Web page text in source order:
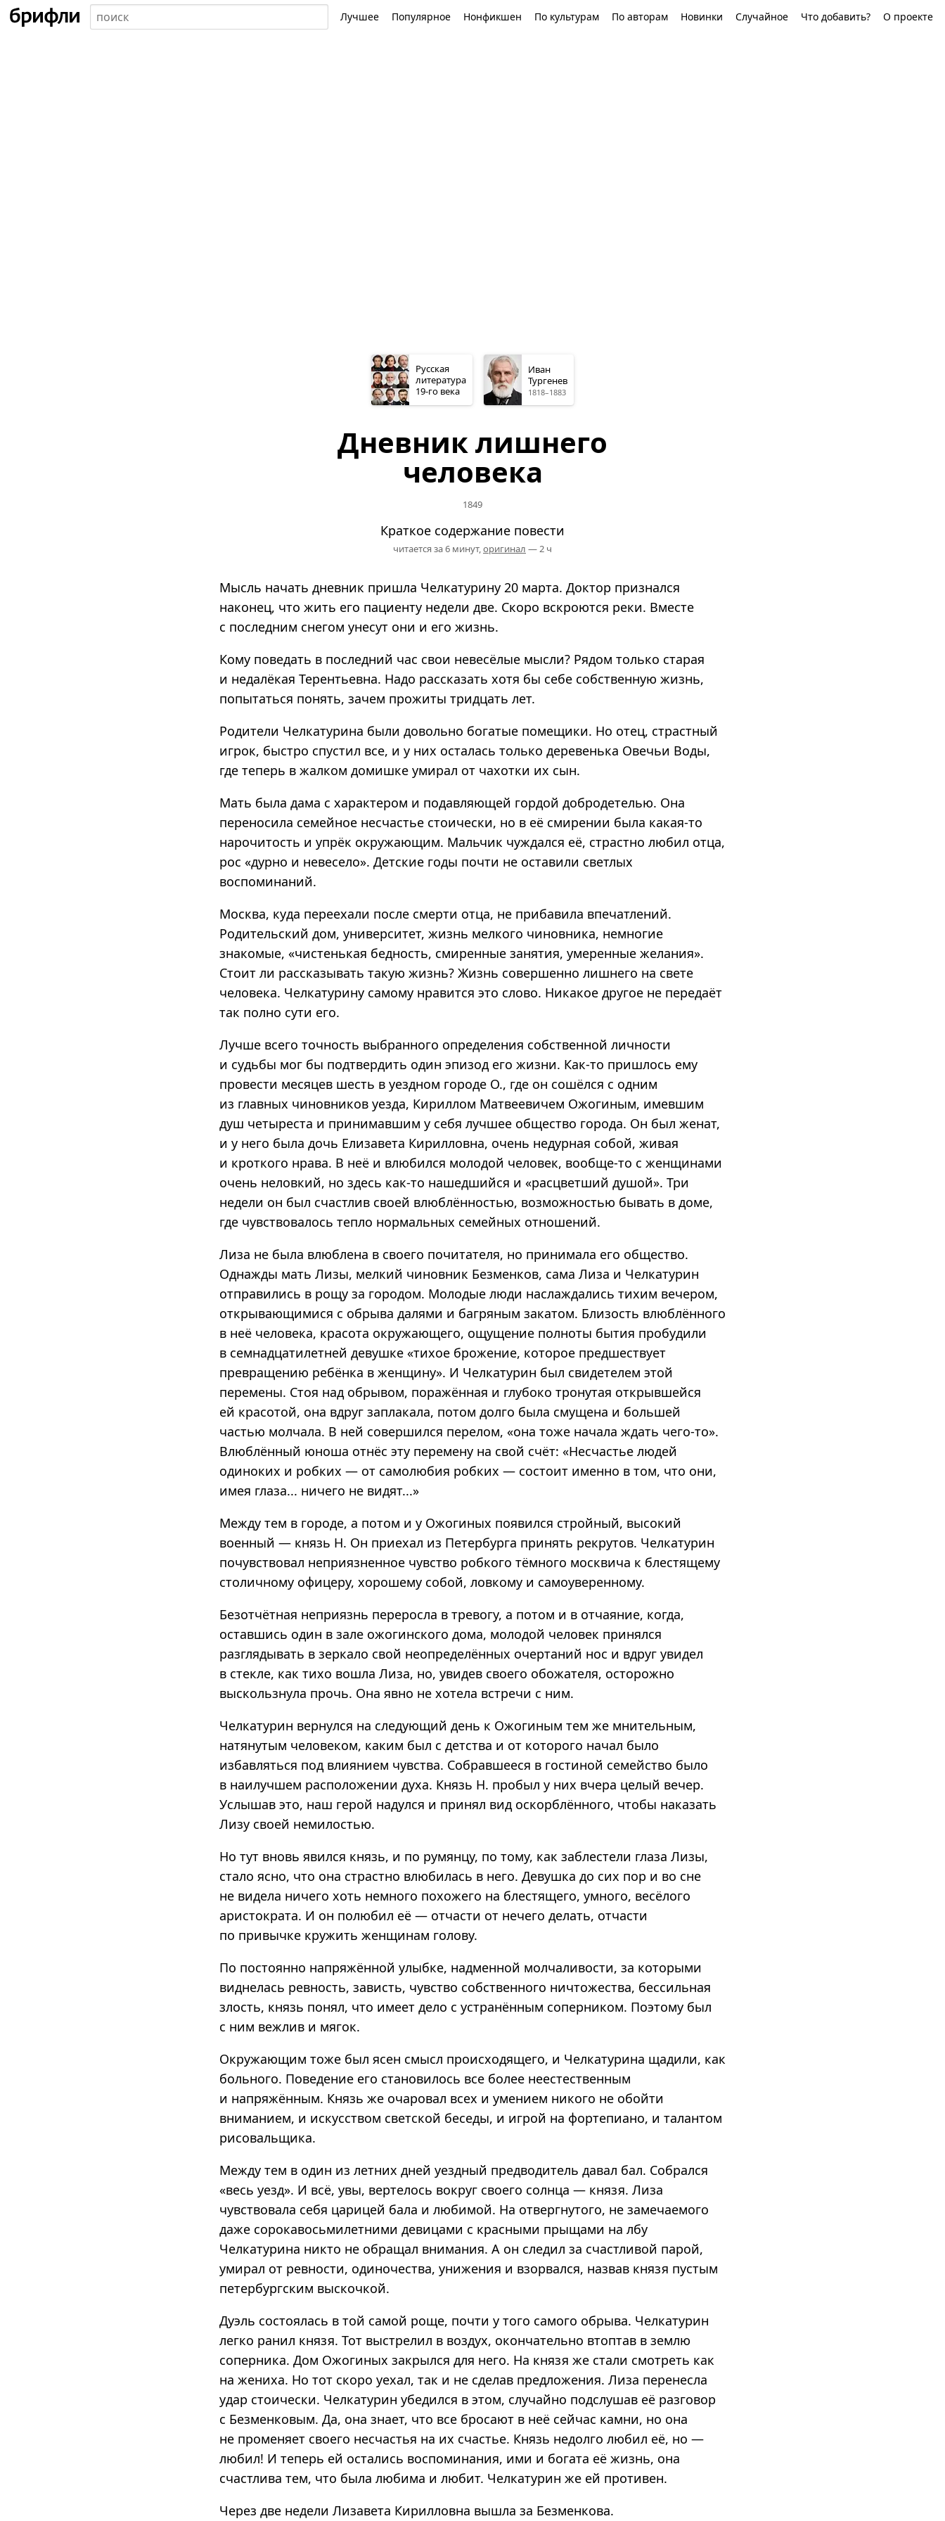
Лучшее Популярное Нонфикшен По культурам По авторам Новинки Случайное Что добавить? О проекте
Русская
литература
19-го века
Иван
Тургенев
1818–1883
Дневник лишнего
человека
1849
Краткое содержание повести
читается за 6 минут,оригинал — 2 ч
Мысль начать дневник пришла Челкатурину 20 марта. Доктор признался
наконец, что жить его пациенту недели две. Скоро вскроются реки. Вместе
с последним снегом унесут они и его жизнь.
Кому поведать в последний час свои невесёлые мысли? Рядом только старая
и недалёкая Терентьевна. Надо рассказать хотя бы себе собственную жизнь,
попытаться понять, зачем прожиты тридцать лет.
Родители Челкатурина были довольно богатые помещики. Но отец, страстный
игрок, быстро спустил все, и у них осталась только деревенька Овечьи Воды,
где теперь в жалком домишке умирал от чахотки их сын.
Мать была дама с характером и подавляющей гордой добродетелью. Она
переносила семейное несчастье стоически, но в её смирении была какая-то
нарочитость и упрёк окружающим. Мальчик чуждался её, страстно любил отца,
рос «дурно и невесело». Детские годы почти не оставили светлых
воспоминаний.
Москва, куда переехали после смерти отца, не прибавила впечатлений.
Родительский дом, университет, жизнь мелкого чиновника, немногие
знакомые, «чистенькая бедность, смиренные занятия, умеренные желания».
Стоит ли рассказывать такую жизнь? Жизнь совершенно лишнего на свете
человека. Челкатурину самому нравится это слово. Никакое другое не передаёт
так полно сути его.
Лучше всего точность выбранного определения собственной личности
и судьбы мог бы подтвердить один эпизод его жизни. Как-то пришлось ему
провести месяцев шесть в уездном городе О., где он сошёлся с одним
из главных чиновников уезда, Кириллом Матвеевичем Ожогиным, имевшим
душ четыреста и принимавшим у себя лучшее общество города. Он был женат,
и у него была дочь Елизавета Кирилловна, очень недурная собой, живая
и кроткого нрава. В неё и влюбился молодой человек, вообще-то с женщинами
очень неловкий, но здесь как-то нашедшийся и «расцветший душой». Три
недели он был счастлив своей влюблённостью, возможностью бывать в доме,
где чувствовалось тепло нормальных семейных отношений.
Лиза не была влюблена в своего почитателя, но принимала его общество.
Однажды мать Лизы, мелкий чиновник Безменков, сама Лиза и Челкатурин
отправились в рощу за городом. Молодые люди наслаждались тихим вечером,
открывающимися с обрыва далями и багряным закатом. Близость влюблённого
в неё человека, красота окружающего, ощущение полноты бытия пробудили
в семнадцатилетней девушке «тихое брожение, которое предшествует
превращению ребёнка в женщину». И Челкатурин был свидетелем этой
перемены. Стоя над обрывом, поражённая и глубоко тронутая открывшейся
ей красотой, она вдруг заплакала, потом долго была смущена и большей
частью молчала. В ней совершился перелом, «она тоже начала ждать чего-то».
Влюблённый юноша отнёс эту перемену на свой счёт: «Несчастье людей
одиноких и робких — от самолюбия робких — состоит именно в том, что они,
имея глаза... ничего не видят...»
Между тем в городе, а потом и у Ожогиных появился стройный, высокий
военный — князь Н. Он приехал из Петербурга принять рекрутов. Челкатурин
почувствовал неприязненное чувство робкого тёмного москвича к блестящему
столичному офицеру, хорошему собой, ловкому и самоуверенному.
Безотчётная неприязнь переросла в тревогу, а потом и в отчаяние, когда,
оставшись один в зале ожогинского дома, молодой человек принялся
разглядывать в зеркало свой неопределённых очертаний нос и вдруг увидел
в стекле, как тихо вошла Лиза, но, увидев своего обожателя, осторожно
выскользнула прочь. Она явно не хотела встречи с ним.
Челкатурин вернулся на следующий день к Ожогиным тем же мнительным,
натянутым человеком, каким был с детства и от которого начал было
избавляться под влиянием чувства. Собравшееся в гостиной семейство было
в наилучшем расположении духа. Князь Н. пробыл у них вчера целый вечер.
Услышав это, наш герой надулся и принял вид оскорблённого, чтобы наказать
Лизу своей немилостью.
Но тут вновь явился князь, и по румянцу, по тому, как заблестели глаза Лизы,
стало ясно, что она страстно влюбилась в него. Девушка до сих пор и во сне
не видела ничего хоть немного похожего на блестящего, умного, весёлого
аристократа. И он полюбил её — отчасти от нечего делать, отчасти
по привычке кружить женщинам голову.
По постоянно напряжённой улыбке, надменной молчаливости, за которыми
виднелась ревность, зависть, чувство собственного ничтожества, бессильная
злость, князь понял, что имеет дело с устранённым соперником. Поэтому был
с ним вежлив и мягок.
Окружающим тоже был ясен смысл происходящего, и Челкатурина щадили, как
больного. Поведение его становилось все более неестественным
и напряжённым. Князь же очаровал всех и умением никого не обойти
вниманием, и искусством светской беседы, и игрой на фортепиано, и талантом
рисовальщика.
Между тем в один из летних дней уездный предводитель давал бал. Собрался
«весь уезд». И всё, увы, вертелось вокруг своего солнца — князя. Лиза
чувствовала себя царицей бала и любимой. На отвергнутого, не замечаемого
даже сорокавосьмилетними девицами с красными прыщами на лбу
Челкатурина никто не обращал внимания. А он следил за счастливой парой,
умирал от ревности, одиночества, унижения и взорвался, назвав князя пустым
петербургским выскочкой.
Дуэль состоялась в той самой роще, почти у того самого обрыва. Челкатурин
легко ранил князя. Тот выстрелил в воздух, окончательно втоптав в землю
соперника. Дом Ожогиных закрылся для него. На князя же стали смотреть как
на жениха. Но тот скоро уехал, так и не сделав предложения. Лиза перенесла
удар стоически. Челкатурин убедился в этом, случайно подслушав её разговор
с Безменковым. Да, она знает, что все бросают в неё сейчас камни, но она
не променяет своего несчастья на их счастье. Князь недолго любил её, но —
любил! И теперь ей остались воспоминания, ими и богата её жизнь, она
счастлива тем, что была любима и любит. Челкатурин же ей противен.
Через две недели Лизавета Кирилловна вышла за Безменкова.